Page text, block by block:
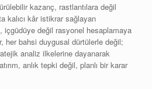
kazanç, rastlantılara değil
kalıcı kâr istikrar sağlayan
içgüdüye değil rasyonel hesaplamaya
her bahsi duygusal dürtülerle değil;
analiz ilkelerine dayanarak
anlık tepki değil, planlı bir karar